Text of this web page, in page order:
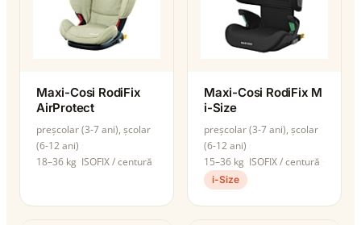
Maxi-Cosi RodiFix
AirProtect
preșcolar (3-7 ani), școlar
(6-12 ani)
18–36 kg ISOFIX / centură
Maxi-Cosi RodiFix M
i-Size
preșcolar (3-7 ani), școlar
(6-12 ani)
15–36 kg ISOFIX / centură
i-Size